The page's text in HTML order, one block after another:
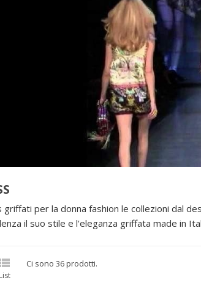
griffati per la donna fashion le collezioni dal
il suo stile e l'eleganza griffata made in
Ci sono 36 prodotti.